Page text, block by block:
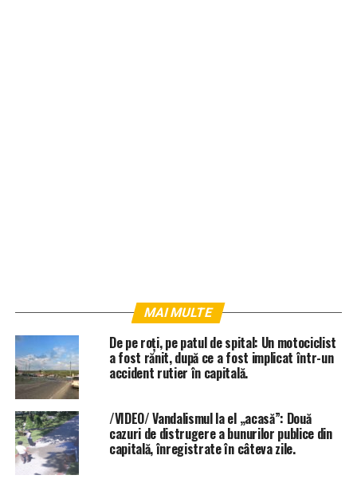
MAI MULTE
De pe roți, pe patul de spital: Un motociclist
a fost rănit, după ce a fost implicat într-un
accident rutier în capitală.
/VIDEO/ Vandalismul la el „acasă”: Două
cazuri de distrugere a bunurilor publice din
capitală, înregistrate în câteva zile.